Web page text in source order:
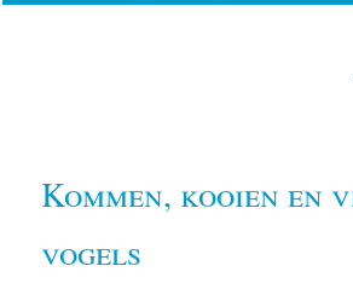
Kommen, kooien en
vogels